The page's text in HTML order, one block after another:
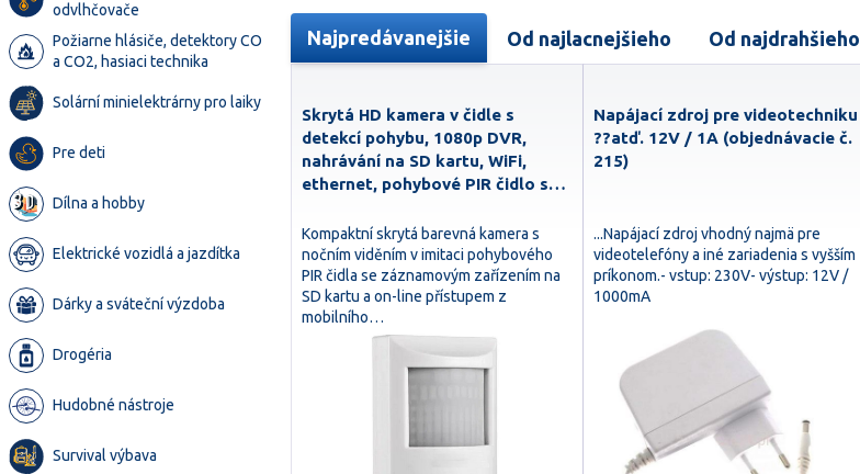
odvlhčovače
Požiarne hlásiče, detektory CO
a CO2, hasiaci technika
Solární minielektrárny pro laiky
Pre deti
Dílna a hobby
Elektrické vozidlá a jazdítka
Dárky a sváteční výzdoba
Drogéria
Hudobné nástroje
Survival výbava
Najpredávanejšie Od najlacnejšieho Od najdrahšieho
Skrytá HD kamera v čidle s
detekcí pohybu, 1080p DVR,
nahrávání na SD kartu, WiFi,
ethernet, pohybové PIR čidlo s…
Kompaktní skrytá barevná kamera s
nočním viděním v imitaci pohybového
PIR čidla se záznamovým zařízením na
SD kartu a on-line přístupem z
mobilního…
Napájací zdroj pre videotechniku
??atď. 12V / 1A (objednávacie č.
215)
...Napájací zdroj vhodný najmä pre
videotelefóny a iné zariadenia s vyšším
príkonom.- vstup: 230V- výstup: 12V /
1000mA